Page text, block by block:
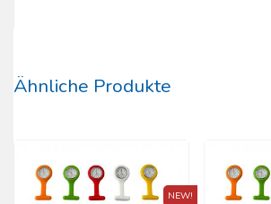
Ähnliche Produkte
NEW!